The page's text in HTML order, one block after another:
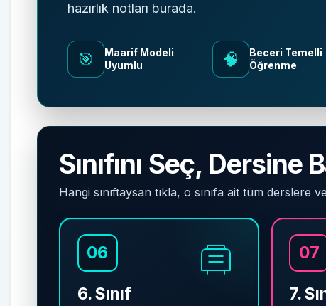
hazırlık notları burada.
🎯
Maarif Modeli
Uyumlu
🧠
Beceri Temelli
Öğrenme
Sınıfını Seç, Dersine
Hangi sınıftaysan tıkla, o sınıfa ait tüm derslere
06
6. Sınıf
07
7.